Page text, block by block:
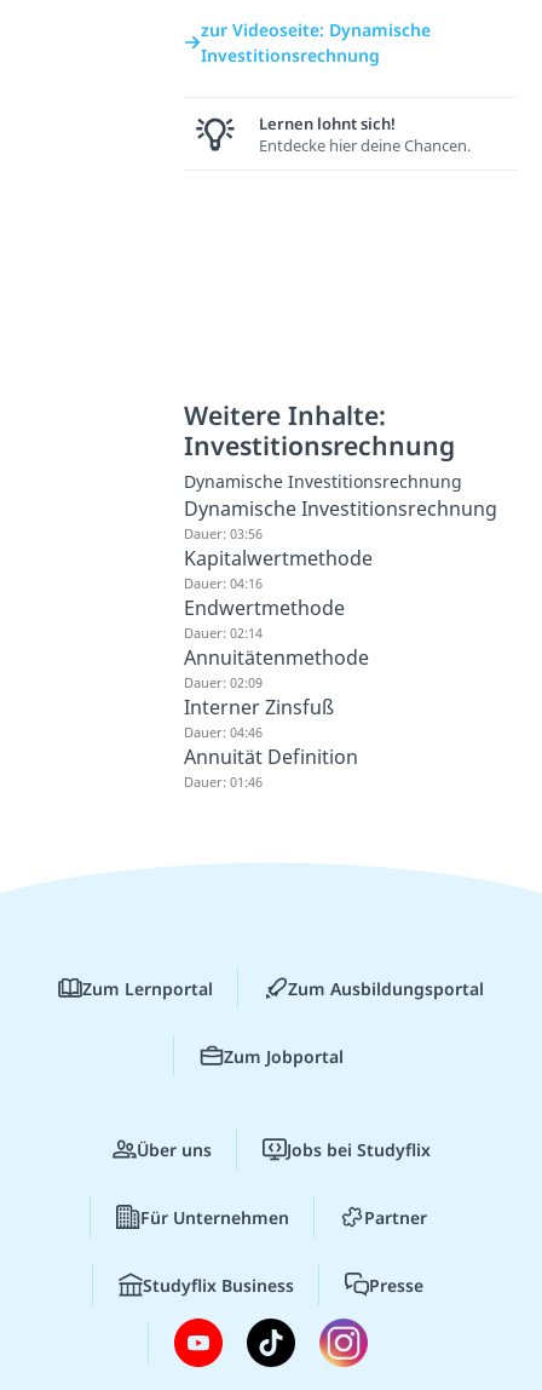
zur Videoseite: Dynamische
Investitionsrechnung
Lernen lohnt sich!
Entdecke hier deine Chancen.
Weitere Inhalte:
Investitionsrechnung
Dynamische Investitionsrechnung
Dynamische Investitionsrechnung
Dauer: 03:56
Kapitalwertmethode
Dauer: 04:16
Endwertmethode
Dauer: 02:14
Annuitätenmethode
Dauer: 02:09
Interner Zinsfuß
Dauer: 04:46
Annuität Definition
Dauer: 01:46
Zum Lernportal Zum Ausbildungsportal
Zum Jobportal
Über uns Jobs bei Studyflix
Für Unternehmen Partner
Studyflix Business Presse